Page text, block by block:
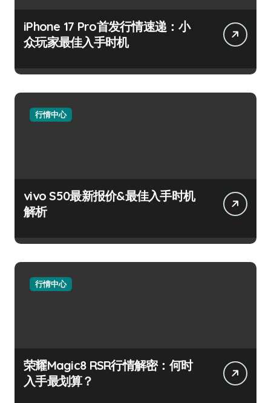
iPhone 17 Pro首发行情速递：小
众玩家最佳入手时机
行情中心
vivo S50最新报价&最佳入手时机
解析
行情中心
荣耀Magic8 RSR行情解密：何时
入手最划算？